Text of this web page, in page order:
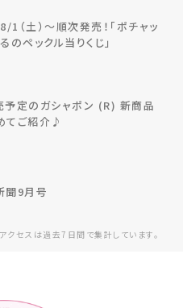
クセスは過去7日間で集計しています。
8/1（土）～順次発売！「ポチャッ
のペックル当りくじ」
予定のガシャポン (R) 新商品
てご紹介♪
聞9月号